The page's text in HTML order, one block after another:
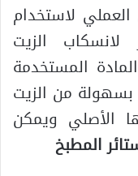
لاستخدام
لانسكاب الزيت
المستخدمة
من الزيت
الأصلي ويمكن
المطبخ